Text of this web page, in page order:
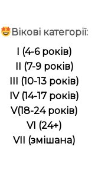
Вікові категорії:
I (4-6 років)
II (7-9 років)
III (10-13 років)
IV (14-17 років)
V(18-24 років)
VI (24+)
VII (змішана)